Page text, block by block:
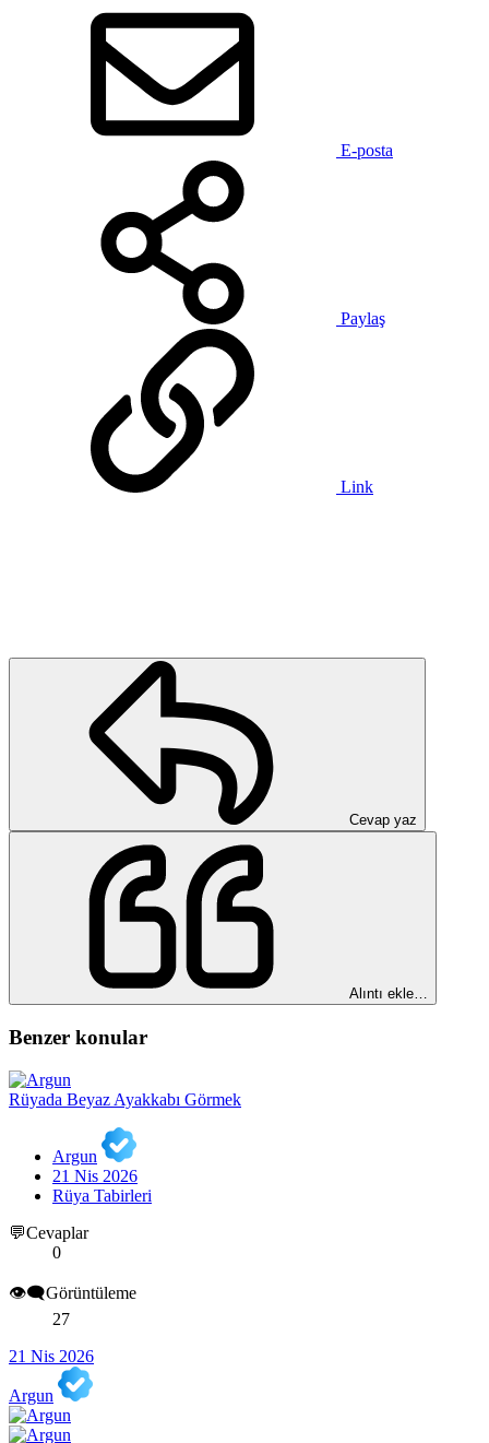
E-posta
Paylaş
Link
Cevap yaz
Alıntı ekle…
Benzer konular
Rüyada Beyaz Ayakkabı Görmek
Argun
21 Nis 2026
Rüya Tabirleri
💬Cevaplar
0
👁️‍🗨️Görüntüleme
27
21 Nis 2026
Argun